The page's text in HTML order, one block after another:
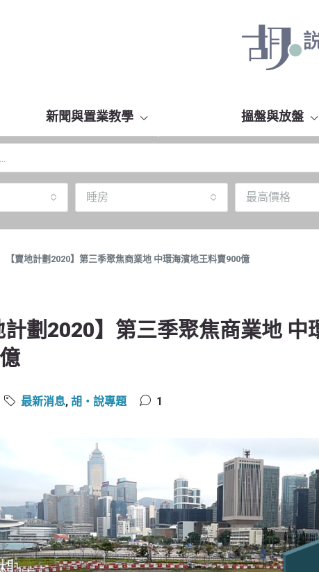
新聞與置業教學 搵盤與放盤
睡房 最高價格
【賣地計劃2020】第三季聚焦商業地 中環海濱地王料賣900億
計劃2020】第三季聚焦商業地 中
最新消息, 胡‧說專題 1